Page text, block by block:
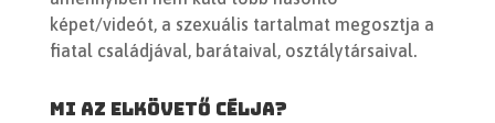
képet/videót, a szexuális tartalmat megosztja a
fiatal családjával, barátaival, osztálytársaival.
Mi az elkövető célja?